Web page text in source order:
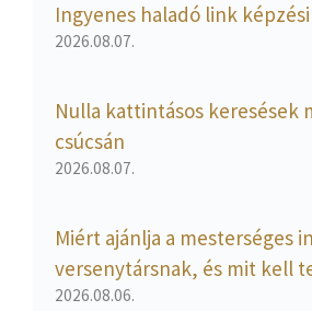
Ingyenes haladó link
2026.08.07.
Nulla kattintásos keresések
csúcsán
2026.08.07.
Miért ajánlja a mesterséges
versenytársnak, és mit kell
2026.08.06.